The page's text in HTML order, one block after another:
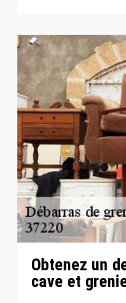
Obtenez un
cave et